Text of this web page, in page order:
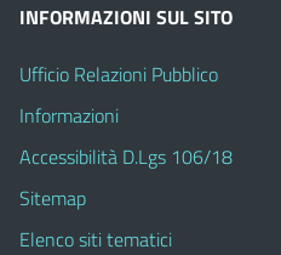
INFORMAZIONI SUL SITO
Ufficio Relazioni Pubblico
Informazioni
Accessibilità D.Lgs 106/18
Sitemap
Elenco siti tematici